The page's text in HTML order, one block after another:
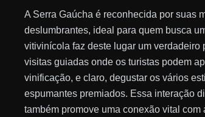
A Serra Gaúcha é reconhecida por suas
deslumbrantes, ideal para quem busca
vitivinícola faz deste lugar um
visitas guiadas onde os turistas podem
vinificação, e claro, degustar os vários
espumantes premiados. Essa interação
também promove uma conexão vital com